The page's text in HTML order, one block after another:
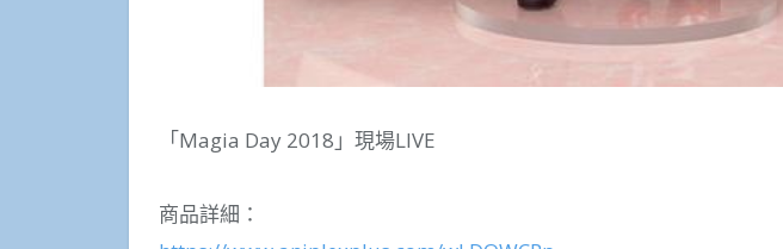
「Magia Day 2018」現場LIVE
商品詳細：